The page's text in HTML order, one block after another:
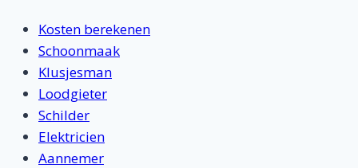
Kosten berekenen
Schoonmaak
Klusjesman
Loodgieter
Schilder
Elektricien
Aannemer